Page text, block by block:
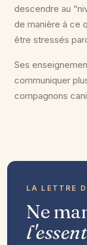
descendre au
de manière à ce
être stressés
Ses
communiquer
compagnons
LA LETTRE
Ne